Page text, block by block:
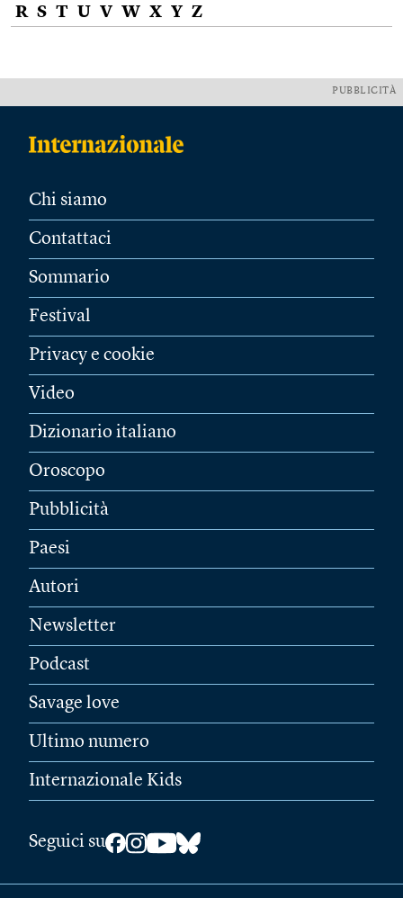
R S T U V W X Y Z
PUBBLICITÀ
Chi siamo
Contattaci
Sommario
Festival
Privacy e cookie
Video
Dizionario italiano
Oroscopo
Pubblicità
Paesi
Autori
Newsletter
Podcast
Savage love
Ultimo numero
Internazionale Kids
Seguici su